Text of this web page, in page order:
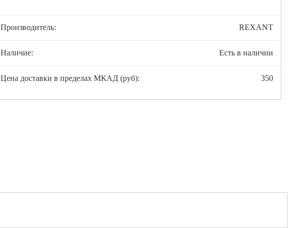
Производитель: REXANT
Наличие: Есть в наличии
Цена доставки в пределах МКАД (руб): 350